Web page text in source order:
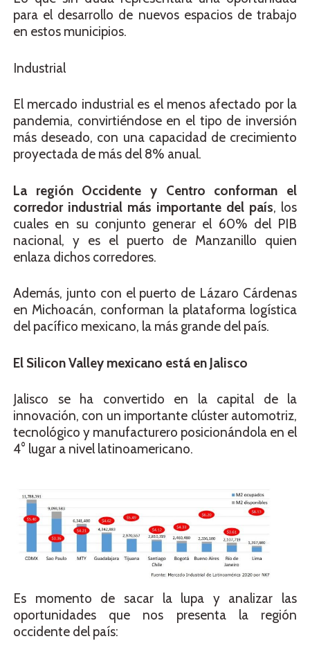
para el desarrollo de nuevos espacios de trabajo
en estos municipios.
Industrial
El mercado industrial es el menos afectado por la
pandemia, convirtiéndose en el tipo de inversión
más deseado, con una capacidad de crecimiento
proyectada de más del 8% anual.
La región Occidente y Centro conforman el
corredor industrial más importante del país, los
cuales en su conjunto generar el 60% del PIB
nacional, y es el puerto de Manzanillo quien
enlaza dichos corredores.
Además, junto con el puerto de Lázaro Cárdenas
en Michoacán, conforman la plataforma logística
del pacífico mexicano, la más grande del país.
El Silicon Valley mexicano está en Jalisco
Jalisco se ha convertido en la capital de la
innovación, con un importante clúster automotriz,
tecnológico y manufacturero posicionándola en el
4° lugar a nivel latinoamericano.
Es momento de sacar la lupa y analizar las
oportunidades que nos presenta la región
occidente del país: